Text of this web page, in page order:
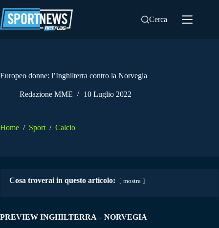
al
contenuto
Cerca
Europeo donne: l’Inghilterra contro la Norvegia
Redazione MME 10 Luglio 2022
Home / Sport / Calcio
Cosa troverai in questo articolo: mostra
PREVIEW INGHILTERRA – NORVEGIA